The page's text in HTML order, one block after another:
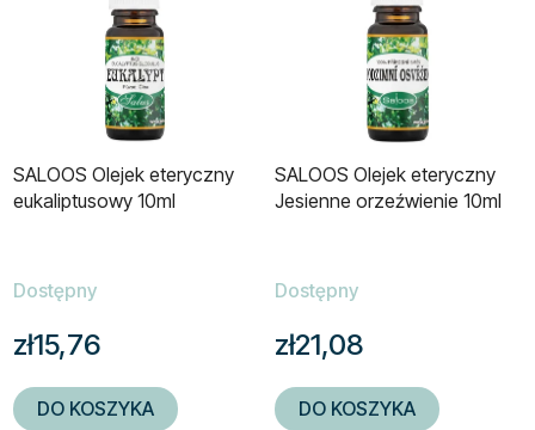
SALOOS Olejek eteryczny
eukaliptusowy 10ml
Dostępny
zł15,76
DO KOSZYKA
SALOOS Olejek eteryczny
Jesienne orzeźwienie 10ml
Dostępny
zł21,08
DO KOSZYKA